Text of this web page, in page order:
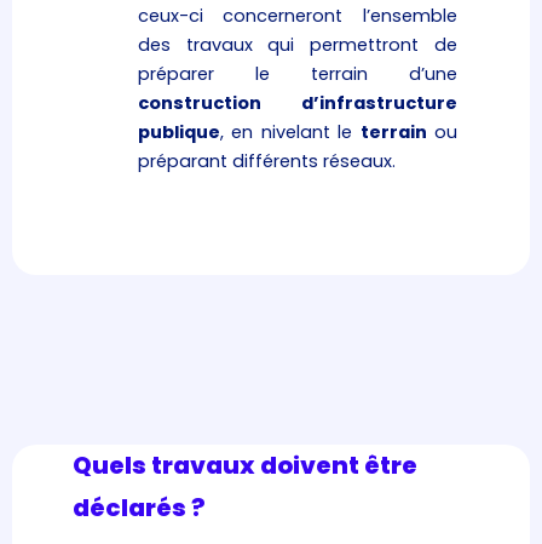
ceux-ci concerneront l’ensemble
des travaux qui permettront de
préparer le terrain d’une
construction
d’infrastructure
publique, en nivelant le terrain ou
préparant différents réseaux.
Quels travaux doivent être
déclarés ?